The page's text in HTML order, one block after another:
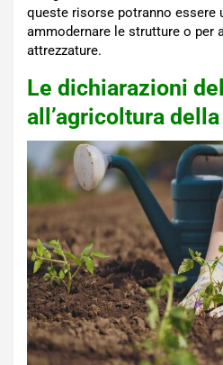
queste risorse potranno essere
ammodernare le strutture o per
attrezzature.
Le dichiarazioni
all’agricoltura